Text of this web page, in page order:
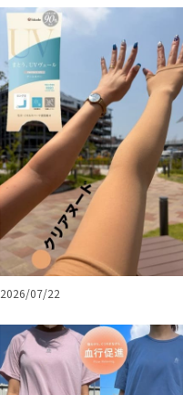
2026/07/22